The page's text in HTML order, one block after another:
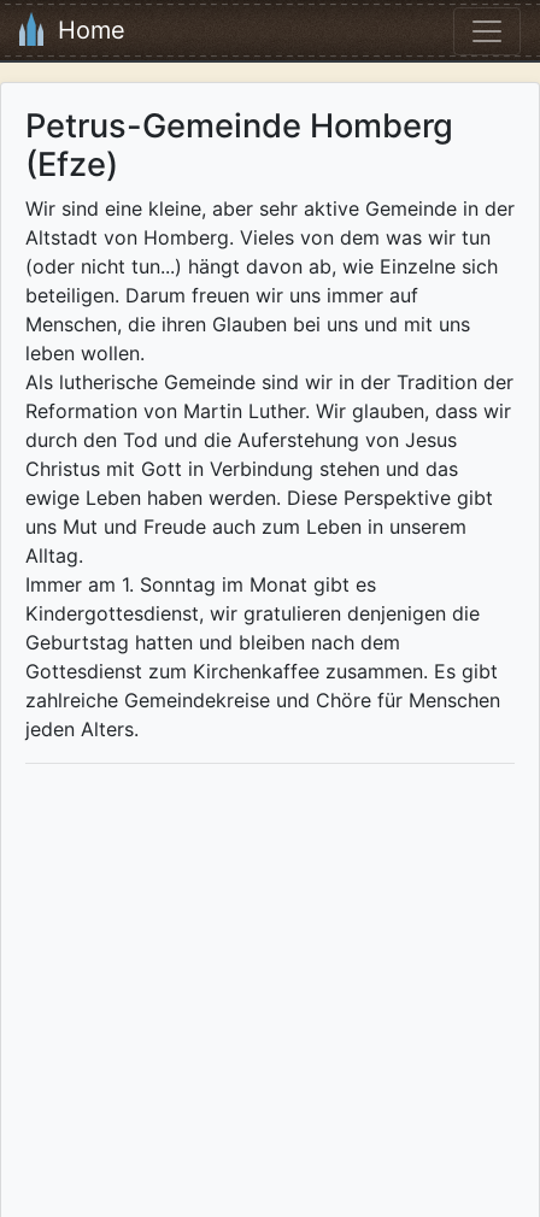
Home
Petrus-Gemeinde Homberg
(Efze)
Wir sind eine kleine, aber sehr aktive Gemeinde in der
Altstadt von Homberg. Vieles von dem was wir tun
(oder nicht tun...) hängt davon ab, wie Einzelne sich
beteiligen. Darum freuen wir uns immer auf
Menschen, die ihren Glauben bei uns und mit uns
leben wollen.
Als lutherische Gemeinde sind wir in der Tradition der
Reformation von Martin Luther. Wir glauben, dass wir
durch den Tod und die Auferstehung von Jesus
Christus mit Gott in Verbindung stehen und das
ewige Leben haben werden. Diese Perspektive gibt
uns Mut und Freude auch zum Leben in unserem
Alltag.
Immer am 1. Sonntag im Monat gibt es
Kindergottesdienst, wir gratulieren denjenigen die
Geburtstag hatten und bleiben nach dem
Gottesdienst zum Kirchenkaffee zusammen. Es gibt
zahlreiche Gemeindekreise und Chöre für Menschen
jeden Alters.